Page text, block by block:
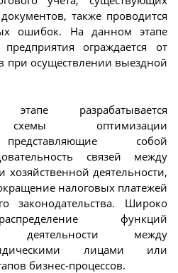
также проводится
ошибок. На данном этапе
ограждается от
при осуществлении выездной
разрабатывается
схемы оптимизации
собой
связей между
хозяйственной деятельности,
налоговых платежей
законодательства. Широко
функций
деятельности между
лицами или
бизнес-процессов.